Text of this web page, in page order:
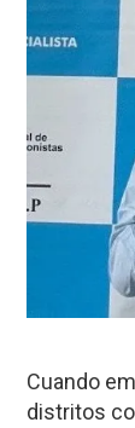
Cuando
distritos